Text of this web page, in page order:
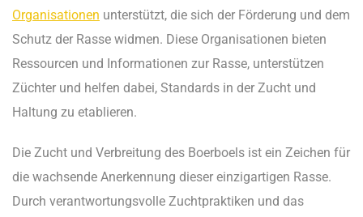
Organisationen unterstützt, die sich der Förderung und dem
Schutz der Rasse widmen. Diese Organisationen bieten
Ressourcen und Informationen zur Rasse, unterstützen
Züchter und helfen dabei, Standards in der Zucht und
Haltung zu etablieren.
Die Zucht und Verbreitung des Boerboels ist ein Zeichen für
die wachsende Anerkennung dieser einzigartigen Rasse.
Durch verantwortungsvolle Zuchtpraktiken und das